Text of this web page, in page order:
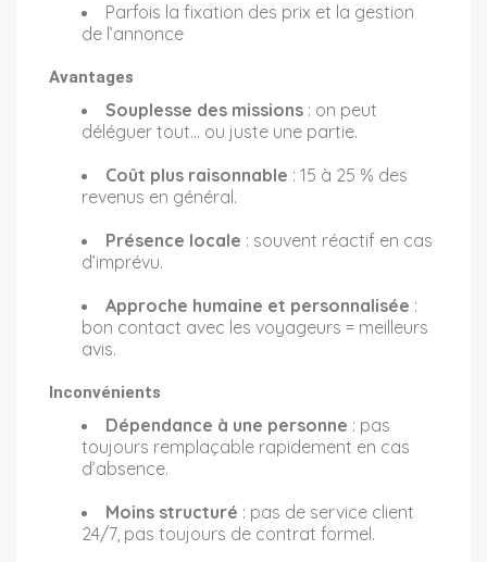
Parfois la fixation des prix et la gestion
de l’annonce
Avantages
Souplesse des missions : on peut
déléguer tout… ou juste une partie.
Coût plus raisonnable : 15 à 25 % des
revenus en général.
Présence locale : souvent réactif en cas
d’imprévu.
Approche humaine et personnalisée :
bon contact avec les voyageurs = meilleurs
avis.
Inconvénients
Dépendance à une personne : pas
toujours remplaçable rapidement en cas
d’absence.
Moins structuré : pas de service client
24/7, pas toujours de contrat formel.